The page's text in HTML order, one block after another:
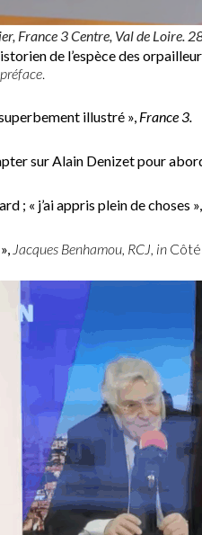
France 3 Centre, Val de Loire.
de l’espèce des
.
illustré », France 3.
sur Alain Denizet pour
; « j’ai appris plein de choses
Jacques Benhamou, RCJ, in